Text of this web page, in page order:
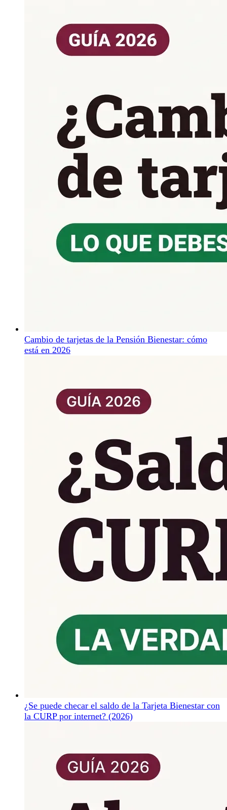
Cambio de tarjetas de la Pensión Bienestar: cómo
está en 2026
¿Se puede checar el saldo de la Tarjeta Bienestar con
la CURP por internet? (2026)